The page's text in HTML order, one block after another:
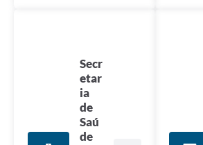
Secr
etar
ia
de
Saú
de